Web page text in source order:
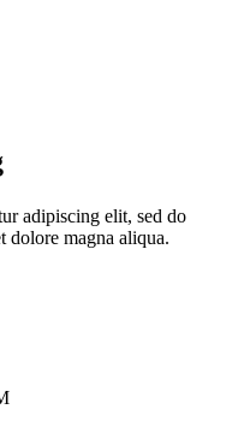
adipiscing elit, sed do
dolore magna aliqua.